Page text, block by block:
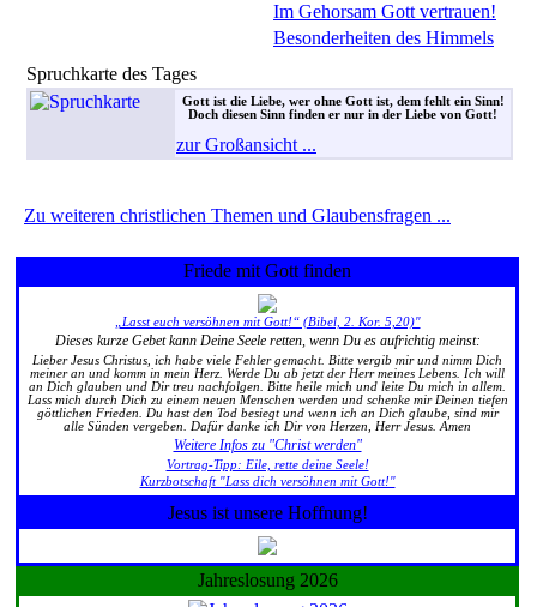
Im Gehorsam Gott vertrauen!
Besonderheiten des Himmels
Spruchkarte des Tages
Gott ist die Liebe, wer ohne Gott ist, dem fehlt ein Sinn!
Doch diesen Sinn finden er nur in der Liebe von Gott!
zur Großansicht ...
Zu weiteren christlichen Themen und Glaubensfragen ...
Friede mit Gott finden
„Lasst euch versöhnen mit Gott!“ (Bibel, 2. Kor. 5,20)"
Dieses kurze Gebet kann Deine Seele retten, wenn Du es aufrichtig meinst:
Lieber Jesus Christus, ich habe viele Fehler gemacht. Bitte vergib mir und nimm Dich
meiner an und komm in mein Herz. Werde Du ab jetzt der Herr meines Lebens. Ich will
an Dich glauben und Dir treu nachfolgen. Bitte heile mich und leite Du mich in allem.
Lass mich durch Dich zu einem neuen Menschen werden und schenke mir Deinen tiefen
göttlichen Frieden. Du hast den Tod besiegt und wenn ich an Dich glaube, sind mir
alle Sünden vergeben. Dafür danke ich Dir von Herzen, Herr Jesus. Amen
Weitere Infos zu "Christ werden"
Vortrag-Tipp: Eile, rette deine Seele!
Kurzbotschaft "Lass dich versöhnen mit Gott!"
Jesus ist unsere Hoffnung!
Jahreslosung 2026